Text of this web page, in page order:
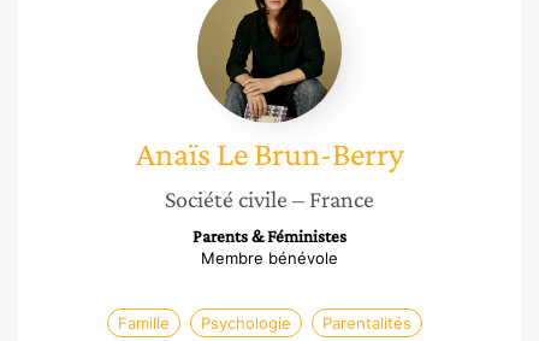
Le
Brun-
Berry
Anaïs Le Brun-Berry
Société civile – France
Parents & Féministes
Membre bénévole
Famille Psychologie Parentalités